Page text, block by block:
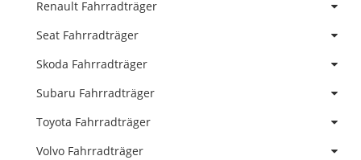
Renault Fahrradträger
Seat Fahrradträger
Skoda Fahrradträger
Subaru Fahrradträger
Toyota Fahrradträger
Volvo Fahrradträger